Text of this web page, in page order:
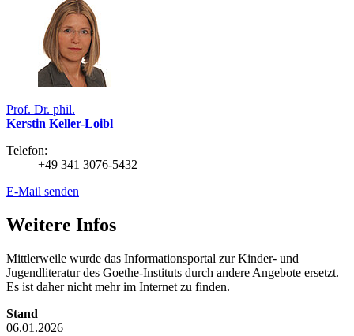
Prof. Dr. phil.
Kerstin Keller-Loibl
Telefon:
+49 341 3076-5432
E-Mail senden
Weitere Infos
Mittlerweile wurde das Informationsportal zur Kinder- und
Jugendliteratur des Goethe-Instituts durch andere Angebote ersetzt.
Es ist daher nicht mehr im Internet zu finden.
Stand
06.01.2026